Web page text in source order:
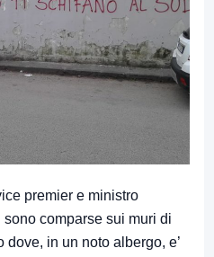
premier e ministro
comparse sui muri di
in un noto albergo, e’